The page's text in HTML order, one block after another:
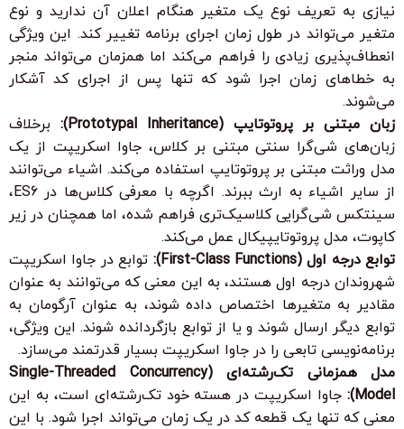
نیازی به تعریف نوع یک متغیر هنگام اعلان آن ندارید و نوع
متغیر می‌تواند در طول زمان اجرای برنامه تغییر کند. این ویژگی
انعطاف‌پذیری زیادی را فراهم می‌کند اما همزمان می‌تواند منجر
به خطاهای زمان اجرا شود که تنها پس از اجرای کد آشکار
می‌شوند.
زبان مبتنی بر پروتوتایپ (Prototypal Inheritance):
برخلاف
زبان‌های شی‌گرا سنتی مبتنی بر کلاس، جاوا اسکریپت از یک
مدل وراثت مبتنی بر پروتوتایپ استفاده می‌کند. اشیاء می‌توانند
از سایر اشیاء به ارث ببرند. اگرچه با معرفی کلاس‌ها در ES6،
سینتکس شی‌گرایی کلاسیک‌تری فراهم شده، اما همچنان در زیر
کاپوت، مدل پروتوتایپیکال عمل می‌کند.
توابع درجه اول (First-Class Functions):
توابع در جاوا اسکریپت
شهروندان درجه اول هستند، به این معنی که می‌توانند به عنوان
مقادیر به متغیرها اختصاص داده شوند، به عنوان آرگومان به
توابع دیگر ارسال شوند و یا از توابع بازگردانده شوند. این ویژگی،
برنامه‌نویسی تابعی را در جاوا اسکریپت بسیار قدرتمند می‌سازد.
مدل همزمانی تک‌رشته‌ای (Single-Threaded Concurrency
Model):
جاوا اسکریپت در هسته خود تک‌رشته‌ای است، به این
معنی که تنها یک قطعه کد در یک زمان می‌تواند اجرا شود. با این